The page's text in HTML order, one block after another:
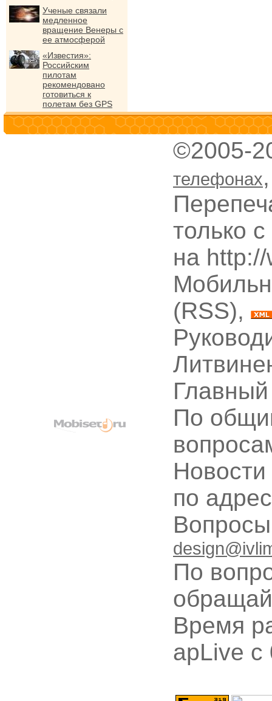
Ученые связали
медленное
вращение Венеры с
ее атмосферой
«Известия»:
Российским
пилотам
рекомендовано
готовиться к
полетам без GPS
©2005-
телефонах
только
на
(RSS),
По
по
По
Время
apLive c